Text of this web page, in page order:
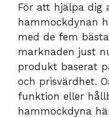
För att hjälpa dig
hammockdynan
med de fem
marknaden just
produkt baserat
och prisvärdhet.
funktion eller
hammockdyna